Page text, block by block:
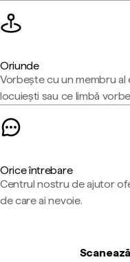
Oriunde
Vorbește cu un membru
locuiești sau ce limbă
Orice întrebare
Centrul nostru de ajutor
de care ai nevoie.